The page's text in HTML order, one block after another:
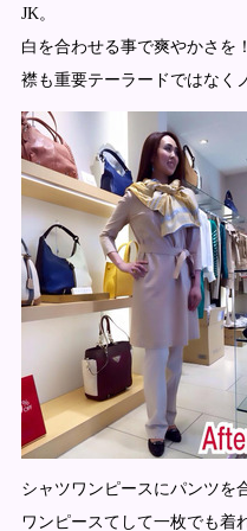
JK。
白を合わせる事で爽やかさを！
襟も重要テーラードではなく
シャツワンピースにパンツを
ワンピースてして一枚でも着